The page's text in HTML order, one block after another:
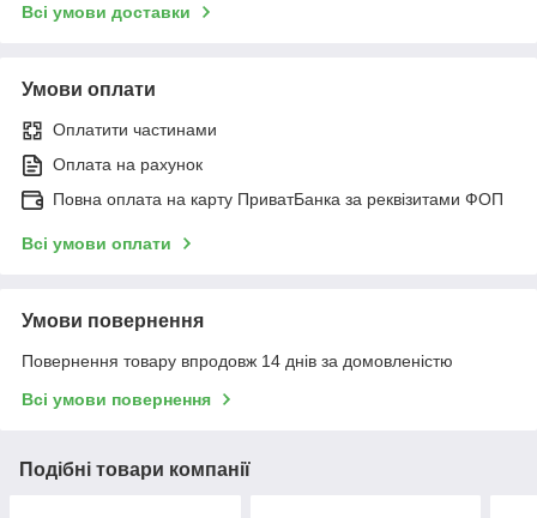
Всі умови доставки
Умови оплати
Оплатити частинами
Оплата на рахунок
Повна оплата на карту ПриватБанка за реквізитами ФОП
Всі умови оплати
Умови повернення
Повернення товару впродовж 14 днів за домовленістю
Всі умови повернення
Подібні товари компанії